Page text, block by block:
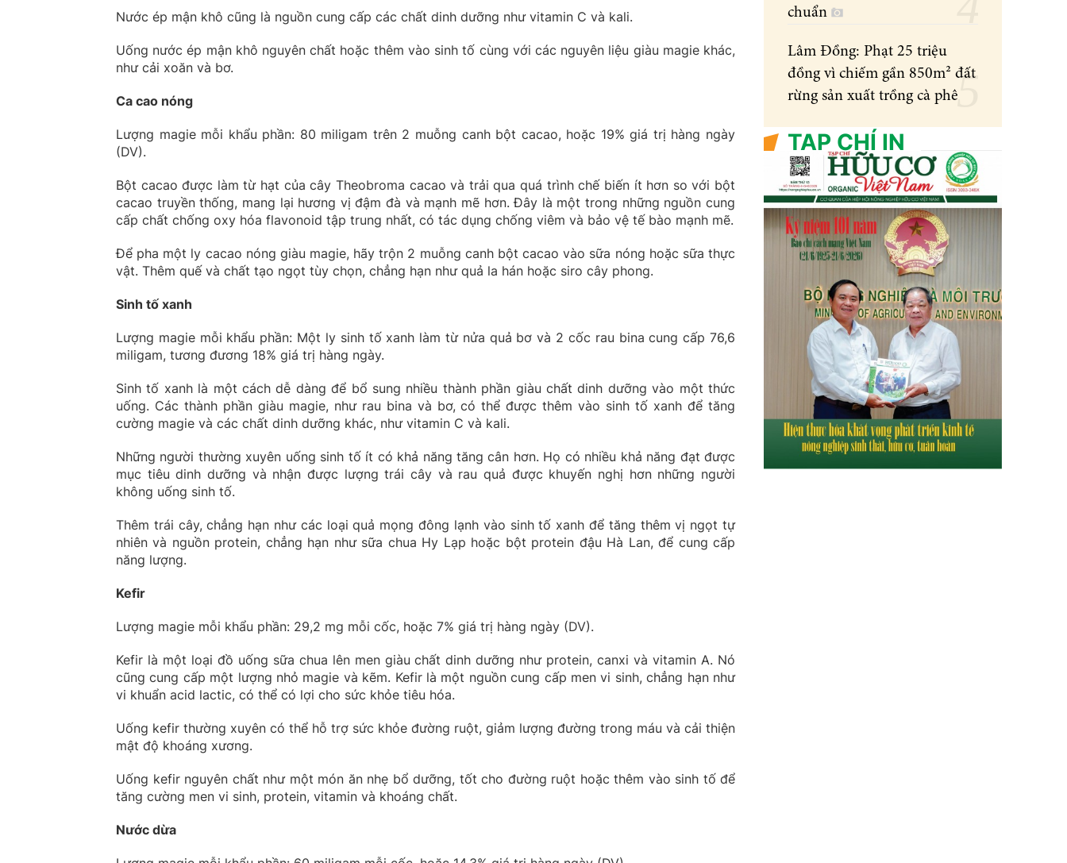
Nước ép mận khô cũng là nguồn cung cấp các chất dinh dưỡng như vitamin C và kali.
Uống nước ép mận khô nguyên chất hoặc thêm vào sinh tố cùng với các nguyên liệu giàu magie khác,
như cải xoăn và bơ.
Ca cao nóng
Lượng magie mỗi khẩu phần: 80 miligam trên 2 muỗng canh bột cacao, hoặc 19% giá trị hàng ngày
(DV).
Bột cacao được làm từ hạt của cây Theobroma cacao và trải qua quá trình chế biến ít hơn so với bột
cacao truyền thống, mang lại hương vị đậm đà và mạnh mẽ hơn. Đây là một trong những nguồn cung
cấp chất chống oxy hóa flavonoid tập trung nhất, có tác dụng chống viêm và bảo vệ tế bào mạnh mẽ.
Để pha một ly cacao nóng giàu magie, hãy trộn 2 muỗng canh bột cacao vào sữa nóng hoặc sữa thực
vật. Thêm quế và chất tạo ngọt tùy chọn, chẳng hạn như quả la hán hoặc siro cây phong.
Sinh tố xanh
Lượng magie mỗi khẩu phần: Một ly sinh tố xanh làm từ nửa quả bơ và 2 cốc rau bina cung cấp 76,6
miligam, tương đương 18% giá trị hàng ngày.
Sinh tố xanh là một cách dễ dàng để bổ sung nhiều thành phần giàu chất dinh dưỡng vào một thức
uống. Các thành phần giàu magie, như rau bina và bơ, có thể được thêm vào sinh tố xanh để tăng
cường magie và các chất dinh dưỡng khác, như vitamin C và kali.
Những người thường xuyên uống sinh tố ít có khả năng tăng cân hơn. Họ có nhiều khả năng đạt được
mục tiêu dinh dưỡng và nhận được lượng trái cây và rau quả được khuyến nghị hơn những người
không uống sinh tố.
Thêm trái cây, chẳng hạn như các loại quả mọng đông lạnh vào sinh tố xanh để tăng thêm vị ngọt tự
nhiên và nguồn protein, chẳng hạn như sữa chua Hy Lạp hoặc bột protein đậu Hà Lan, để cung cấp
năng lượng.
Kefir
Lượng magie mỗi khẩu phần: 29,2 mg mỗi cốc, hoặc 7% giá trị hàng ngày (DV).
Kefir là một loại đồ uống sữa chua lên men giàu chất dinh dưỡng như protein, canxi và vitamin A. Nó
cũng cung cấp một lượng nhỏ magie và kẽm. Kefir là một nguồn cung cấp men vi sinh, chẳng hạn như
vi khuẩn acid lactic, có thể có lợi cho sức khỏe tiêu hóa.
Uống kefir thường xuyên có thể hỗ trợ sức khỏe đường ruột, giảm lượng đường trong máu và cải thiện
mật độ khoáng xương.
Uống kefir nguyên chất như một món ăn nhẹ bổ dưỡng, tốt cho đường ruột hoặc thêm vào sinh tố để
tăng cường men vi sinh, protein, vitamin và khoáng chất.
Nước dừa
chuẩn
Lâm Đồng: Phạt 25 triệu
đồng vì chiếm gần 850m² đất
rừng sản xuất trồng cà phê
TẠP CHÍ IN